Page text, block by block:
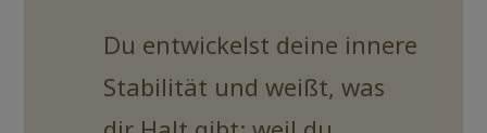
Du entwickelst deine innere
Stabilität und weißt, was